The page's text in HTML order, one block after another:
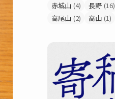
赤城山 (4) 長野 (16)
高尾山 (2) 高山 (1)